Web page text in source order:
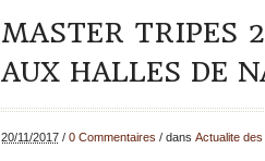
MASTER TRIPES
AUX HALLES DE
20/11/2017/ 0 Commentaires / dans Actualite des